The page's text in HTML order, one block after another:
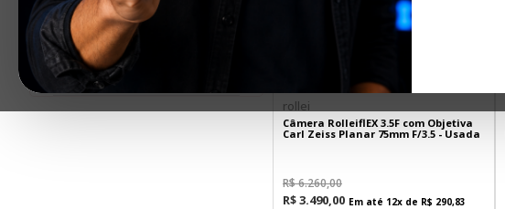
Faixas de preço
R$ 3.490,00
rollei
Câmera RolleiflEX 3.5F com Objetiva
Carl Zeiss Planar 75mm F/3.5 - Usada
R$6.260,00
R$3.490,00 Em até 12x de R$ 290,83